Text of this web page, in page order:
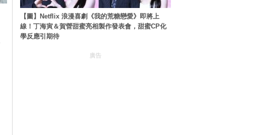
【圖】Netflix 浪漫喜劇《我的荒糖戀愛》即將上
線！丁海寅＆賀營甜蜜亮相製作發表會，甜蜜CP化
學反應引期待
廣告